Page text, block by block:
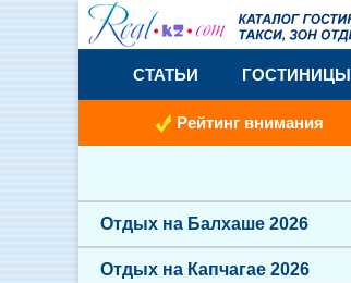
СТАТЬИ ГОСТИНИЦЫ
Рейтинг внимания
Отдых на Балхаше 2026
Отдых на Капчагае 2026